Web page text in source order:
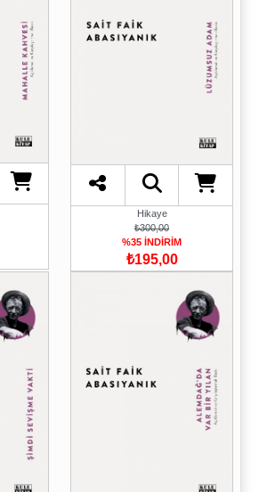
Hikaye
₺300,00
%35 İNDİRİM
₺195,00